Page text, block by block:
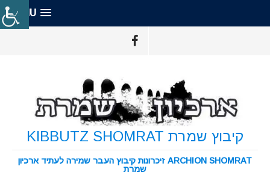
MENU
קיבוץ שמרת KIBBUTZ SHOMRAT
ARCHION SHOMRAT זיכרונות קיבוץ העבר שמירה לעתיד ארכיון
שמרת